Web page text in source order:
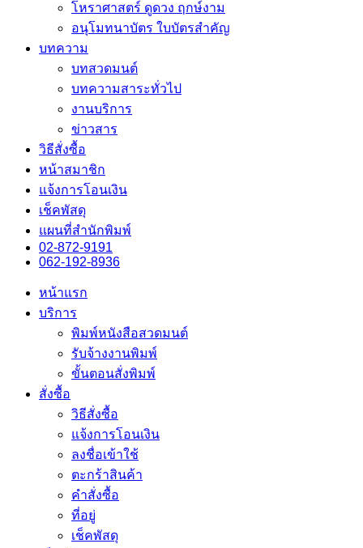
โหราศาสตร์ ดูดวง ฤกษ์งาม
อนุโมทนาบัตร ใบบัตรสำคัญ
บทความ
บทสวดมนต์
บทความสาระทั่วไป
งานบริการ
ข่าวสาร
วิธีสั่งซื้อ
หน้าสมาชิก
แจ้งการโอนเงิน
เช็คพัสดุ
แผนที่สำนักพิมพ์
02-872-9191
062-192-8936
หน้าแรก
บริการ
พิมพ์หนังสือสวดมนต์
รับจ้างงานพิมพ์
ขั้นตอนสั่งพิมพ์
สั่งซื้อ
วิธีสั่งซื้อ
แจ้งการโอนเงิน
ลงชื่อเข้าใช้
ตะกร้าสินค้า
คำสั่งซื้อ
ที่อยู่
เช็คพัสดุ